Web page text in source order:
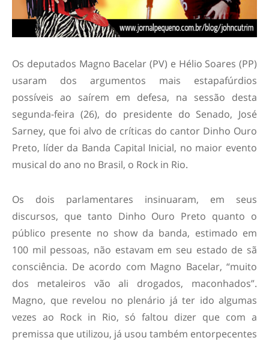
Os deputados Magno Bacelar (PV) e Hélio Soares (PP)
usaram dos argumentos mais estapafúrdios
possíveis ao saírem em defesa, na sessão desta
segunda-feira (26), do presidente do Senado, José
Sarney, que foi alvo de críticas do cantor Dinho Ouro
Preto, líder da Banda Capital Inicial, no maior evento
musical do ano no Brasil, o Rock in Rio.
Os dois parlamentares insinuaram, em seus
discursos, que tanto Dinho Ouro Preto quanto o
público presente no show da banda, estimado em
100 mil pessoas, não estavam em seu estado de sã
consciência. De acordo com Magno Bacelar, “muito
dos metaleiros vão ali drogados, maconhados”.
Magno, que revelou no plenário já ter ido algumas
vezes ao Rock in Rio, só faltou dizer que com a
premissa que utilizou, já usou também entorpecentes